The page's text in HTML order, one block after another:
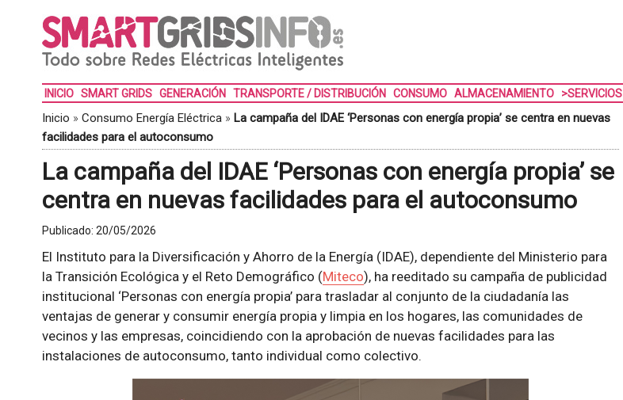
INICIO SMART GRIDS GENERACIÓN TRANSPORTE / DISTRIBUCIÓN CONSUMO ALMACENAMIENTO >SERVICIOS
Inicio » Consumo Energía Eléctrica» La campaña del IDAE ‘Personas con energía propia’ se centra en nuevas
facilidades para el autoconsumo
La campaña del IDAE ‘Personas con energía propia’ se
centra en nuevas facilidades para el autoconsumo
Publicado: 20/05/2026
El Instituto para la Diversificación y Ahorro de la Energía (IDAE), dependiente del Ministerio para
la Transición Ecológica y el Reto Demográfico (Miteco), ha reeditado su campaña de publicidad
institucional ‘Personas con energía propia’ para trasladar al conjunto de la ciudadanía las
ventajas de generar y consumir energía propia y limpia en los hogares, las comunidades de
vecinos y las empresas, coincidiendo con la aprobación de nuevas facilidades para las
instalaciones de autoconsumo, tanto individual como colectivo.